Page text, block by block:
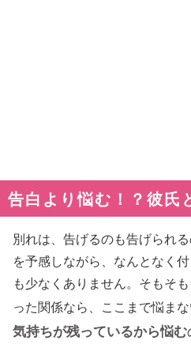
告白より悩む！？彼氏
別れは、告げるのも告げられ
を予感しながら、なんとなく
も少なくありません。そもそ
った関係なら、ここまで悩まな
気持ちが残っているから悩む